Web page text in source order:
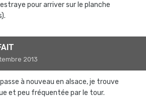
pour arriver sur le planche
2013
à nouveau en alsace, je trouve
et peu fréquentée par le tour.